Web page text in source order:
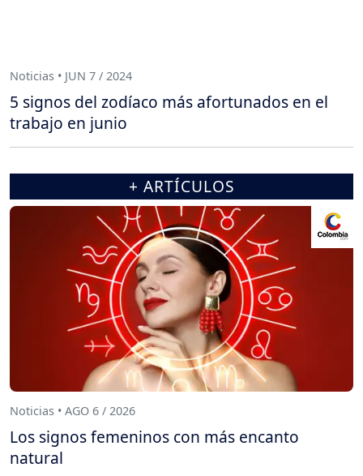
Noticias • JUN 7 / 2024
5 signos del zodíaco más afortunados en el
trabajo en junio
+ ARTÍCULOS
Noticias • AGO 6 / 2026
Los signos femeninos con más encanto
natural